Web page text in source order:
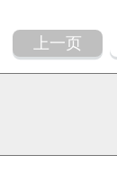
上一页